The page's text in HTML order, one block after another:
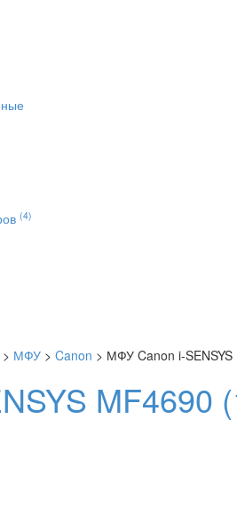
(4)
> МФУ > Canon > МФУ Canon i-
MF4690